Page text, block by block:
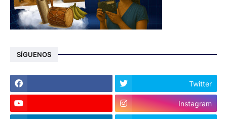
SÍGUENOS
Twitter
Instagram